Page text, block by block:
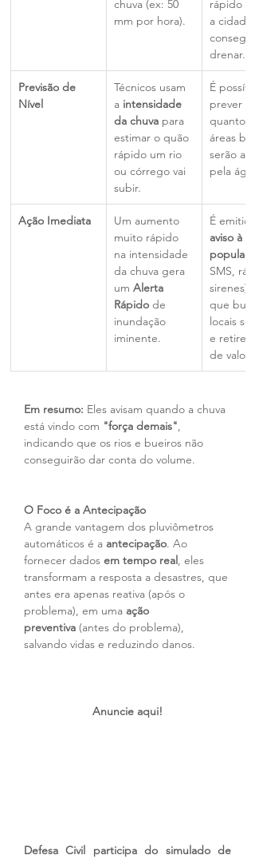
chuva (ex: 50
mm por hora).
rápido
a cidade
consegue
drenar.
Previsão de
Nível
Técnicos usam
a intensidade
da chuva para
estimar o quão
rápido um rio
ou córrego vai
subir.
É possível
prever
quanto
áreas
serão
pela água.
Ação Imediata
Um aumento
muito rápido
na intensidade
da chuva gera
um Alerta
Rápido de
inundação
iminente.
É
aviso à
população
SMS,
sirenes)
que
locais
e
de valor.
Em resumo: Eles avisam quando a chuva
está vindo com "força demais",
indicando que os rios e bueiros não
conseguirão dar conta do volume.
O Foco é a Antecipação
A grande vantagem dos pluviômetros
automáticos é a antecipação. Ao
fornecer dados em tempo real, eles
transformam a resposta a desastres, que
antes era apenas reativa (após o
problema), em uma ação
preventiva (antes do problema),
salvando vidas e reduzindo danos.
Anuncie aqui!
Defesa Civil participa do simulado de